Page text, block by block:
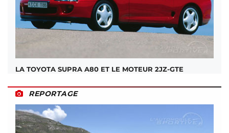
LA TOYOTA SUPRA A80 ET LE MOTEUR 2JZ-GTE
REPORTAGE